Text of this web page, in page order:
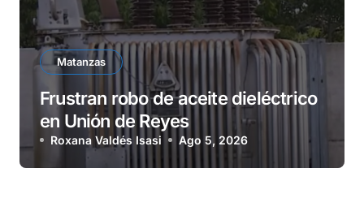
Matanzas
Frustran robo de aceite dieléctrico
en Unión de Reyes
Roxana Valdés Isasi Ago 5, 2026